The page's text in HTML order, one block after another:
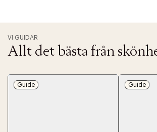
VI GUIDAR
Allt det bästa från
Guide Guide